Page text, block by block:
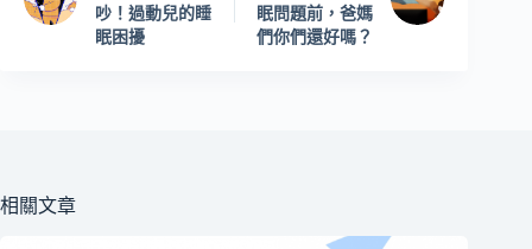
吵！過動兒的睡
眠困擾
眠問題前，爸媽
們你們還好嗎？
相關文章